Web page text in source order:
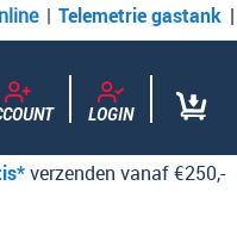
Telemetrie gastank
LOGIN
verzenden vanaf €250,-